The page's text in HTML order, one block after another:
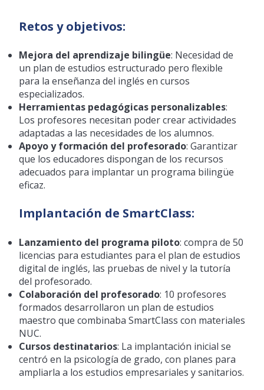
Retos y objetivos:
Mejora del aprendizaje bilingüe: Necesidad de
un plan de estudios estructurado pero flexible
para la enseñanza del inglés en cursos
especializados.
Herramientas pedagógicas personalizables:
Los profesores necesitan poder crear actividades
adaptadas a las necesidades de los alumnos.
Apoyo y formación del profesorado: Garantizar
que los educadores dispongan de los recursos
adecuados para implantar un programa bilingüe
eficaz.
Implantación de SmartClass:
Lanzamiento del programa piloto: compra de 50
licencias para estudiantes para el plan de estudios
digital de inglés, las pruebas de nivel y la tutoría
del profesorado.
Colaboración del profesorado: 10 profesores
formados desarrollaron un plan de estudios
maestro que combinaba SmartClass con materiales
NUC.
Cursos destinatarios: La implantación inicial se
centró en la psicología de grado, con planes para
ampliarla a los estudios empresariales y sanitarios.